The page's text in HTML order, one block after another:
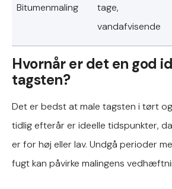
Bitumenmaling
tage,
vandafvisende
Hvornår er det en god
tagsten?
Det er bedst at male tagsten i tørt
tidlig efterår er ideelle tidspunkter,
er for høj eller lav. Undgå perioder
fugt kan påvirke malingens